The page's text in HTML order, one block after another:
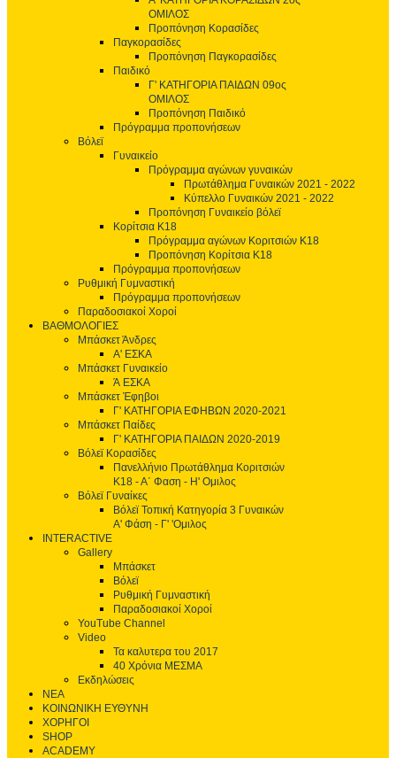
ΟΜΙΛΟΣ
Προπόνηση Κορασίδες
Παγκορασίδες
Προπόνηση Παγκορασίδες
Παιδικό
Γ' ΚΑΤΗΓΟΡΙΑ ΠΑΙΔΩΝ 09ος
ΟΜΙΛΟΣ
Προπόνηση Παιδικό
Πρόγραμμα προπονήσεων
Βόλεϊ
Γυναικείο
Πρόγραμμα αγώνων γυναικών
Πρωτάθλημα Γυναικών 2021 - 2022
Κύπελλο Γυναικών 2021 - 2022
Προπόνηση Γυναικείο βόλεϊ
Κορίτσια Κ18
Πρόγραμμα αγώνων Κοριτσιών Κ18
Προπόνηση Κορίτσια Κ18
Πρόγραμμα προπονήσεων
Ρυθμική Γυμναστική
Πρόγραμμα προπονήσεων
Παραδοσιακοί Χοροί
ΒΑΘΜΟΛΟΓΙΕΣ
Μπάσκετ Άνδρες
Α' ΕΣΚΑ
Μπάσκετ Γυναικείο
Ά ΕΣΚΑ
Μπάσκετ Έφηβοι
Γ' ΚΑΤΗΓΟΡΙΑ ΕΦΗΒΩΝ 2020-2021
Μπάσκετ Παίδες
Γ' ΚΑΤΗΓΟΡΙΑ ΠΑΙΔΩΝ 2020-2019
Βόλεϊ Κορασίδες
Πανελλήνιο Πρωτάθλημα Κοριτσιών
Κ18 - Α΄ Φαση - H' Ομιλος
Βόλεϊ Γυναίκες
Βόλεϊ Τοπική Κατηγορία 3 Γυναικών
Α' Φάση - Γ' 'Ομιλος
INTERACTIVE
Gallery
Μπάσκετ
Βόλεϊ
Ρυθμική Γυμναστική
Παραδοσιακοί Χοροί
YouTube Channel
Video
Τα καλυτερα του 2017
40 Χρόνια ΜΕΣΜΑ
Εκδηλώσεις
ΝΕΑ
ΚΟΙΝΩΝΙΚΗ ΕΥΘΥΝΗ
ΧΟΡΗΓΟΙ
SHOP
ACADEMY